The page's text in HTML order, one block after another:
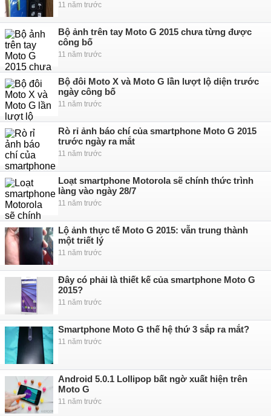
11 năm trước
Bộ ảnh trên tay Moto G 2015 chưa từng được
công bố
11 năm trước
Bộ đôi Moto X và Moto G lần lượt lộ diện trước
ngày công bố
11 năm trước
Rò rỉ ảnh báo chí của smartphone Moto G 2015
trước ngày ra mắt
11 năm trước
Loạt smartphone Motorola sẽ chính thức trình
làng vào ngày 28/7
11 năm trước
Lộ ảnh thực tế Moto G 2015: vẫn trung thành
một triết lý
11 năm trước
Đây có phải là thiết kế của smartphone Moto G
2015?
11 năm trước
Smartphone Moto G thế hệ thứ 3 sắp ra mắt?
11 năm trước
Android 5.0.1 Lollipop bất ngờ xuất hiện trên
Moto G
11 năm trước